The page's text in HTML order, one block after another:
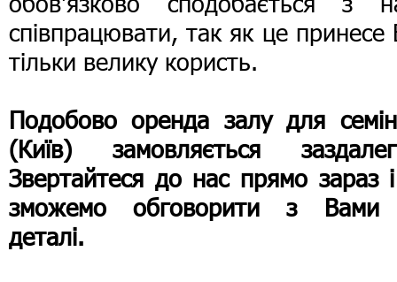
співпрацювати, так як це принесе
тільки велику користь.
Подобово оренда залу для
(Київ) замовляється
Звертайтеся до нас прямо зараз
зможемо обговорити з Вами
деталі.